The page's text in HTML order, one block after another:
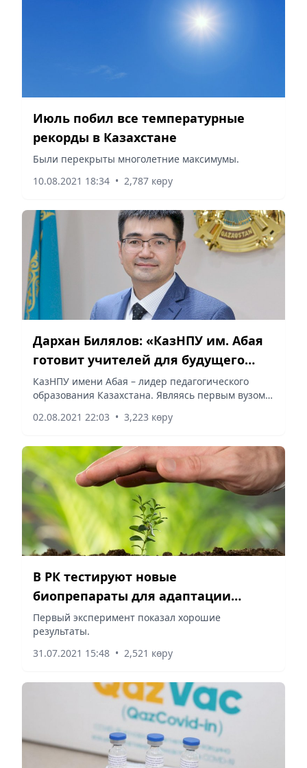
Июль побил все температурные
рекорды в Казахстане
Были перекрыты многолетние максимумы.
10.08.2021 18:34 • 2,787 көру
Дархан Билялов: «КазНПУ им. Абая
готовит учителей для будущего
страны»
КазНПУ имени Абая – лидер педагогического
образования Казахстана. Являясь первым вузом
подготовки специалистов, в первую очередь
02.08.2021 22:03 • 3,223 көру
В РК тестируют новые
биопрепараты для адаптации
посевов к засухе
Первый эксперимент показал хорошие
результаты.
31.07.2021 15:48 • 2,521 көру